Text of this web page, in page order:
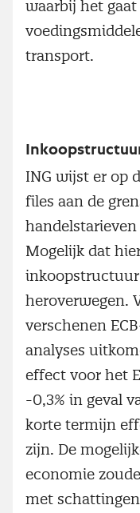
waarbij het
transport.
ING wijst er op
files aan de
Mogelijk dat
inkoopstructuur
heroverwegen.
verschenen
analyses
effect voor het
-0,3% in geval
korte termijn
zijn. De
economie
met